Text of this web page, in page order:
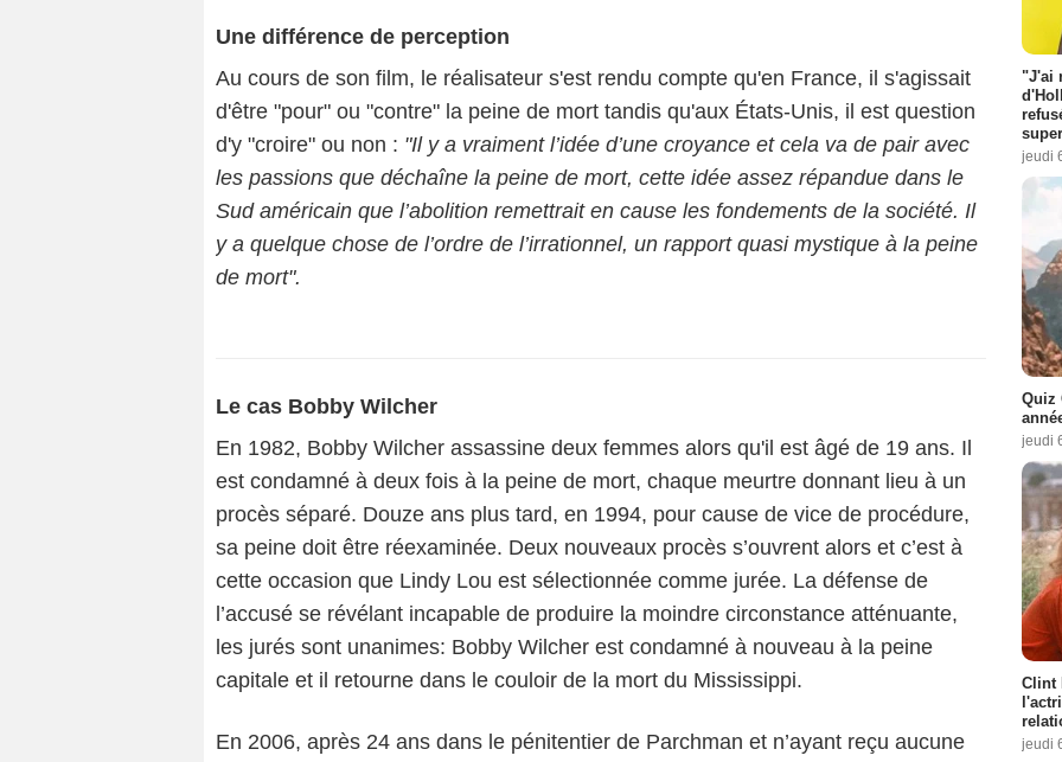
Une différence de perception
Au cours de son film, le réalisateur s'est rendu compte qu'en France, il s'agissait
d'être "pour" ou "contre" la peine de mort tandis qu'aux États-Unis, il est question
d'y "croire" ou non : "Il y a vraiment l’idée d’une croyance et cela va de pair avec
les passions que déchaîne la peine de mort, cette idée assez répandue dans le
Sud américain que l’abolition remettrait en cause les fondements de la société. Il
y a quelque chose de l’ordre de l’irrationnel, un rapport quasi mystique à la peine
de mort".
Le cas Bobby Wilcher
En 1982, Bobby Wilcher assassine deux femmes alors qu'il est âgé de 19 ans. Il
est condamné à deux fois à la peine de mort, chaque meurtre donnant lieu à un
procès séparé. Douze ans plus tard, en 1994, pour cause de vice de procédure,
sa peine doit être réexaminée. Deux nouveaux procès s’ouvrent alors et c’est à
cette occasion que Lindy Lou est sélectionnée comme jurée. La défense de
l’accusé se révélant incapable de produire la moindre circonstance atténuante,
les jurés sont unanimes: Bobby Wilcher est condamné à nouveau à la peine
capitale et il retourne dans le couloir de la mort du Mississippi.
En 2006, après 24 ans dans le pénitentier de Parchman et n’ayant reçu aucune
"J'ai
jeudi
Quiz
jeudi
Clint
jeudi